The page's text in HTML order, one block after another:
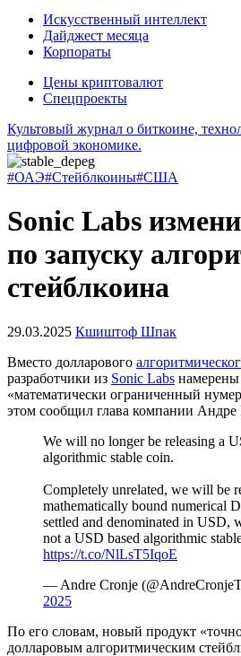
Искусственный интеллект
Дайджест месяца
Корпораты
Цены криптовалют
Спецпроекты
Культовый журнал о биткоине,
цифровой экономике.
#ОАЭ#Стейблкоины#США
Sonic Labs
по запуску
стейблкоина
29.03.2025 Кшиштоф Шпак
Вместо долларового
разработчики из Sonic Labs намерены
«математически ограниченный
этом сообщил глава компании Андре
We will no longer be releasing a
algorithmic stable coin.
Completely unrelated, we will be
mathematically bound numerical
settled and denominated in USD,
not a USD based algorithmic
https://t.co/NlLsT5IqoE
— Andre Cronje
2025
По его словам, новый продукт
долларовым алгоритмическим